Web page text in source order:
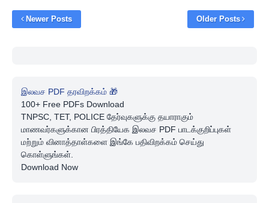
Newer Posts Older Posts
இலவச PDF தரவிறக்கம் 🎁
100+ Free PDFs Download
TNPSC, TET, POLICE தேர்வுகளுக்கு தயாராகும்
மாணவர்களுக்கான பிரத்தியேக இலவச PDF பாடக்குறிப்புகள்
மற்றும் வினாத்தாள்களை இங்கே பதிவிறக்கம் செய்து
கொள்ளுங்கள்.
Download Now